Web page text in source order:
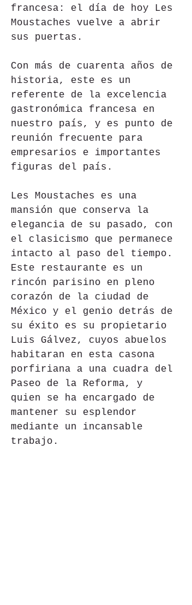
francesa: el día de hoy Les
Moustaches vuelve a abrir
sus puertas.
Con más de cuarenta años de
historia, este es un
referente de la excelencia
gastronómica francesa en
nuestro país, y es punto de
reunión frecuente para
empresarios e importantes
figuras del país.
Les Moustaches es una
mansión que conserva la
elegancia de su pasado, con
el clasicismo que permanece
intacto al paso del tiempo.
Este restaurante es un
rincón parisino en pleno
corazón de la ciudad de
México y el genio detrás de
su éxito es su propietario
Luis Gálvez, cuyos abuelos
habitaran en esta casona
porfiriana a una cuadra del
Paseo de la Reforma, y
quien se ha encargado de
mantener su esplendor
mediante un incansable
trabajo.